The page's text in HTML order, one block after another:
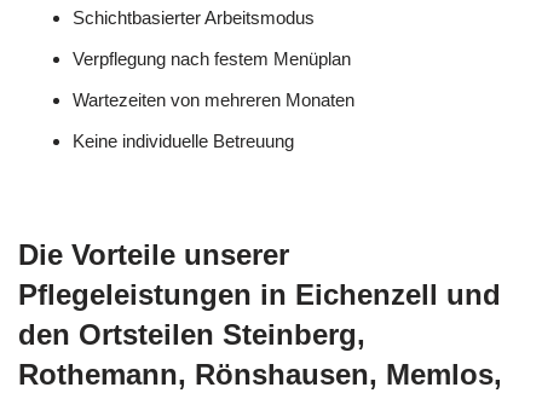
Schichtbasierter Arbeitsmodus
Verpflegung nach festem Menüplan
Wartezeiten von mehreren Monaten
Keine individuelle Betreuung
Die Vorteile unserer
Pflegeleistungen in Eichenzell und
den Ortsteilen Steinberg,
Rothemann, Rönshausen, Memlos,